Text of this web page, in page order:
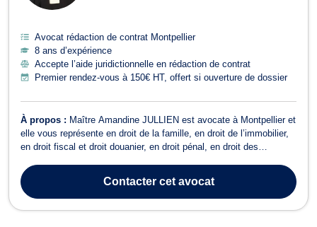
Avocat rédaction de contrat Montpellier
8 ans d’expérience
Accepte l’aide juridictionnelle en rédaction de contrat
Premier rendez-vous à 150€ HT, offert si ouverture de dossier
À propos : Maître Amandine JULLIEN est avocate à Montpellier et
elle vous représente en droit de la famille, en droit de l’immobilier,
en droit fiscal et droit douanier, en droit pénal, en droit des
JULLIEN opère en droit de la famille et prend en charge les affaires
de divor...
Contactercet avocat